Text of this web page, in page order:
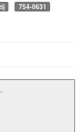
754-0631